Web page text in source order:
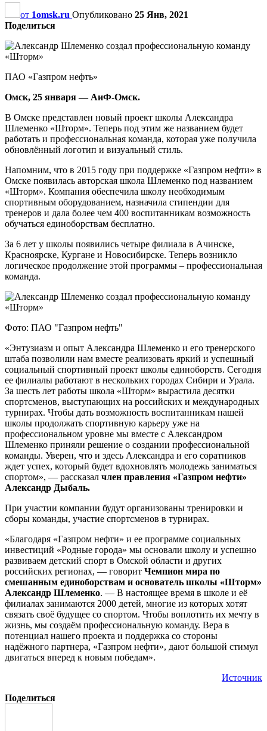
от 1omsk.ru Опубликовано 25 Янв, 2021
Поделиться
ПАО «Газпром нефть»
Омск, 25 января — АиФ-Омск.
В Омске представлен новый проект школы Александра
Шлеменко «Шторм». Теперь под этим же названием будет
работать и профессиональная команда, которая уже получила
обновлённый логотип и визуальный стиль.
Напомним, что в 2015 году при поддержке «Газпром нефти» в
Омске появилась авторская школа Шлеменко под названием
«Шторм». Компания обеспечила школу необходимым
спортивным оборудованием, назначила стипендии для
тренеров и дала более чем 400 воспитанникам возможность
обучаться единоборствам бесплатно.
За 6 лет у школы появились четыре филиала в Ачинске,
Красноярске, Кургане и Новосибирске. Теперь возникло
логическое продолжение этой программы – профессиональная
команда.
Фото: ПАО "Газпром нефть"
«Энтузиазм и опыт Александра Шлеменко и его тренерского
штаба позволили нам вместе реализовать яркий и успешный
социальный спортивный проект школы единоборств. Сегодня
ее филиалы работают в нескольких городах Сибири и Урала.
За шесть лет работы школа «Шторм» вырастила десятки
спортсменов, выступающих на российских и международных
турнирах. Чтобы дать возможность воспитанникам нашей
школы продолжать спортивную карьеру уже на
профессиональном уровне мы вместе с Александром
Шлеменко приняли решение о создании профессиональной
команды. Уверен, что и здесь Александра и его соратников
ждет успех, который будет вдохновлять молодежь заниматься
спортом», — рассказал член правления «Газпром нефти»
Александр Дыбаль.
При участии компании будут организованы тренировки и
сборы команды, участие спортсменов в турнирах.
«Благодаря «Газпром нефти» и ее программе социальных
инвестиций «Родные города» мы основали школу и успешно
развиваем детский спорт в Омской области и других
российских регионах, — говорит Чемпион мира по
смешанным единоборствам и основатель школы «Шторм»
Александр Шлеменко. — В настоящее время в школе и её
филиалах занимаются 2000 детей, многие из которых хотят
связать своё будущее со спортом. Чтобы воплотить их мечту в
жизнь, мы создаём профессиональную команду. Вера в
потенциал нашего проекта и поддержка со стороны
надёжного партнера, «Газпром нефти», дают большой стимул
двигаться вперед к новым победам».
Источник
Поделиться